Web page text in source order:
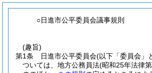
○日進市公平委員会議事規則
(趣旨)
第1条
日進市公平委員会(以下「委員会」
ついては、地方公務員法(昭和25年法律